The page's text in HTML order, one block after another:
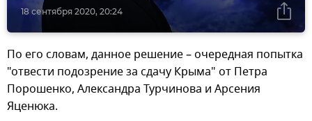
18 сентября 2020, 20:24
По его словам, данное решение – очередная попытка
"отвести подозрение за сдачу Крыма" от Петра
Порошенко, Александра Турчинова и Арсения
Яценюка.